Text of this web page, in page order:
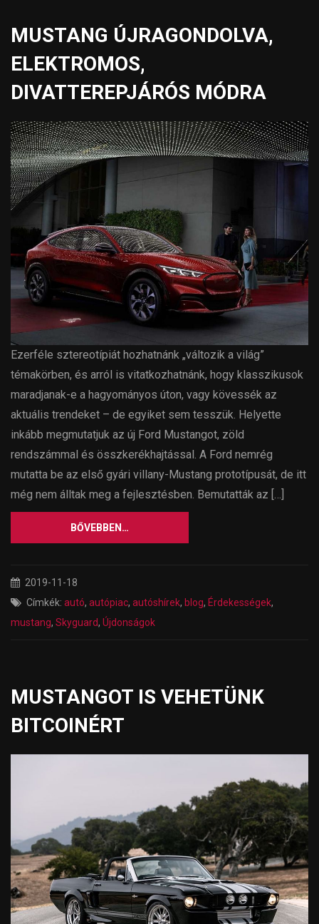
MUSTANG ÚJRAGONDOLVA,
ELEKTROMOS,
DIVATTEREPJÁRÓS MÓDRA
Ezerféle sztereotípiát hozhatnánk „változik a világ”
témakörben, és arról is vitatkozhatnánk, hogy klasszikusok
maradjanak-e a hagyományos úton, vagy kövessék az
aktuális trendeket – de egyiket sem tesszük. Helyette
inkább megmutatjuk az új Ford Mustangot, zöld
rendszámmal és összkerékhajtással. A Ford nemrég
mutatta be az első gyári villany-Mustang prototípusát, de itt
még nem álltak meg a fejlesztésben. Bemutatták az […]
BŐVEBBEN…
2019-11-18
Címkék: autó, autópiac, autóshírek, blog, Érdekességek,
mustang, Skyguard, Újdonságok
MUSTANGOT IS VEHETÜNK
BITCOINÉRT